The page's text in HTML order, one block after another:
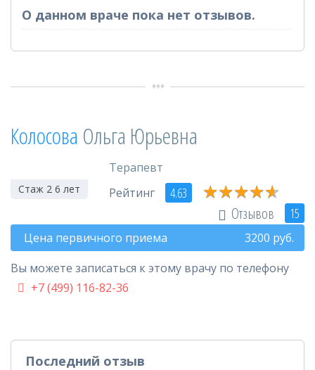
О данном враче пока нет отзывов.
Колосова Ольга Юрьевна
Стаж 2 6 лет
Терапевт
Рейтинг
4.63 ★★★★★
★★★★★
Отзывов 15
Цена первичного приема 3200 руб.
Вы можете записаться к этому врачу по телефону
+7 (499) 116-82-36
Последний отзыв